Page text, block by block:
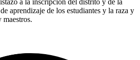
a la inscripción del distrito y de la
aprendizaje de los estudiantes y la raza y
maestros.